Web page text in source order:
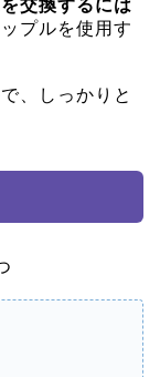
交換するには
プルを使用す
、しっかりと